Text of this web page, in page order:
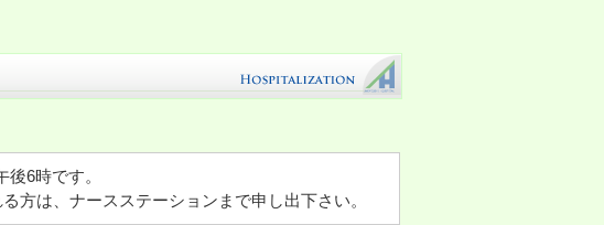
6時です。
方は、ナースステーションまで申し出下さい。